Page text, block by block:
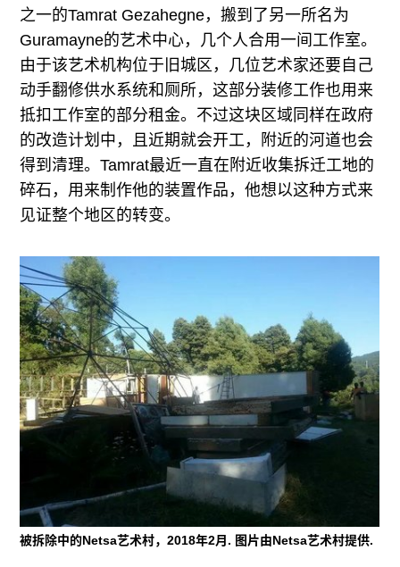
之一的Tamrat Gezahegne，搬到了另一所名为
Guramayne的艺术中心，几个人合用一间工作室。
由于该艺术机构位于旧城区，几位艺术家还要自己
动手翻修供水系统和厕所，这部分装修工作也用来
抵扣工作室的部分租金。不过这块区域同样在政府
的改造计划中，且近期就会开工，附近的河道也会
得到清理。Tamrat最近一直在附近收集拆迁工地的
碎石，用来制作他的装置作品，他想以这种方式来
见证整个地区的转变。
被拆除中的Netsa艺术村，2018年2月. 图片由Netsa艺术村提供.